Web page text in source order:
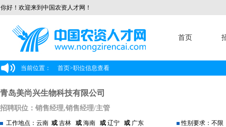
你好！欢迎来到中国农资人才网！
首页
当前位置： 首页>职位信息查看
青岛美尚兴生物科技有限公司
招聘职位：销售经理,销售经理/主管
工作地点：云南 或 吉林 或 海南 或 辽宁 或 广东
性别要求：不限